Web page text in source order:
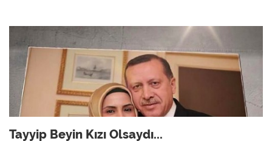
Tayyip Beyin Kızı Olsaydı...